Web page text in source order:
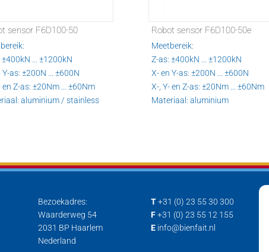
sensor F6D100-50
±400kN ... ±1200kN
Y-as: ±200N ... ±600N
en Z-as: ±20Nm ... ±60Nm
aluminium / stainless
Robot sensor F6D100-50e
Meetbereik:
Z-as: ±400kN ... ±1200kN
X- en Y-as: ±200N ... ±600N
X-, Y- en Z-as: ±20Nm ... ±60Nm
Materiaal: aluminium
Bezoekadres:
Waarderweg 54
2031 BP Haarlem
Nederland
T +31 (0) 23 55 30 300
F +31 (0) 23 55 12 155
E info@bienfait.nl